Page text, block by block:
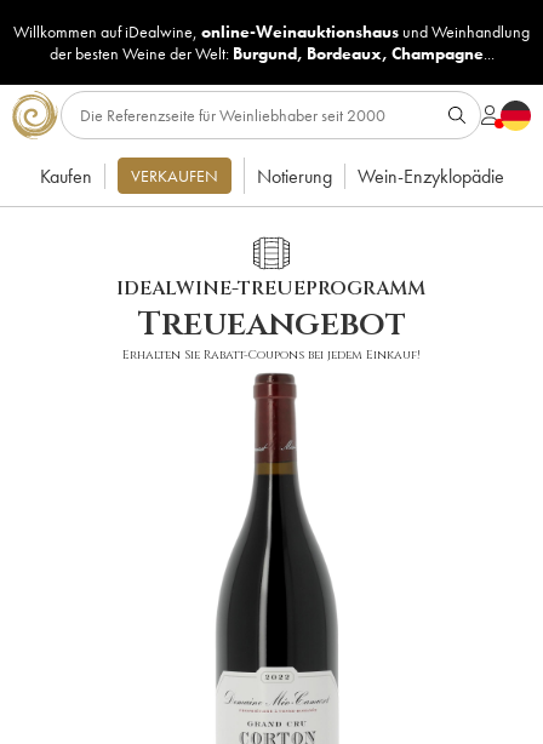
Willkommen auf iDealwine, online-Weinauktionshaus undWeinhandlung
der besten Weine der Welt: Burgund, Bordeaux, Champagne...
Kaufen VERKAUFEN Notierung Wein-Enzyklopädie
IDEALWINE-TREUEPROGRAMM
Treueangebot
Erhalten Sie Rabatt-Coupons bei jedem Einkauf!